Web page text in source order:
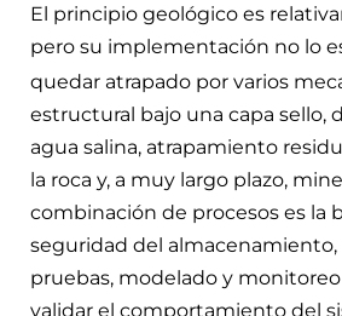
El principio geológico es
pero su implementación no lo
quedar atrapado por varios
estructural bajo una capa sello,
agua salina, atrapamiento
la roca y, a muy largo plazo,
combinación de procesos es la
seguridad del
pruebas, modelado y
validar el comportamiento del